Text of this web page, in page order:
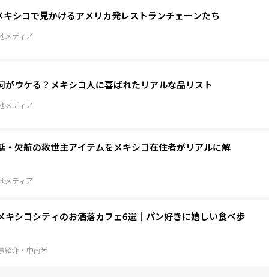
シコで見かけるアメリカ発レストランチェーンたち
メディア
がウケる？メキシコ人に喜ばれたリアルな品リスト
メディア
・欠航の救世主アイテムをメキシコ在住者がリアルに解
メディア
キシコシティのお洒落カフェ6選｜パン好きに嬉しい食べ歩
紹介・中南米